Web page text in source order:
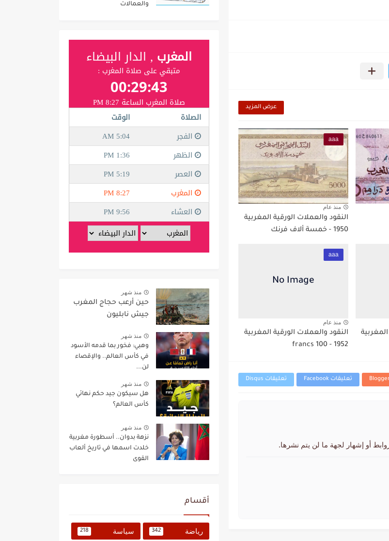
عرض المزيد
aaa
منذ عام
النقود والعملات الورقية المغربية
1950 - خمسة ألاف فرنك
aaa
منذ عام
النقود والعملات الورقية المغربية
1952 - 100 francs
تعليقات Facebook تعليقات Disqus
أو إشهار لجهة ما لن يتم نشرها.
والعمالات
منذ شهر
حين أرعب حجاج المغرب
جيش نابليون
منذ شهر
وهبي: فخور بما قدمه الأسود
في كأس العالم.. والإقصاء
لن...
منذ شهر
هل سيكون جيد حكم نهائي
كأس العالم؟
منذ شهر
نزهة بدوان.. أسطورة مغربية
خلدت اسمها في تاريخ ألعاب
القوى
أقسام
رياضة 342 سياسة 218